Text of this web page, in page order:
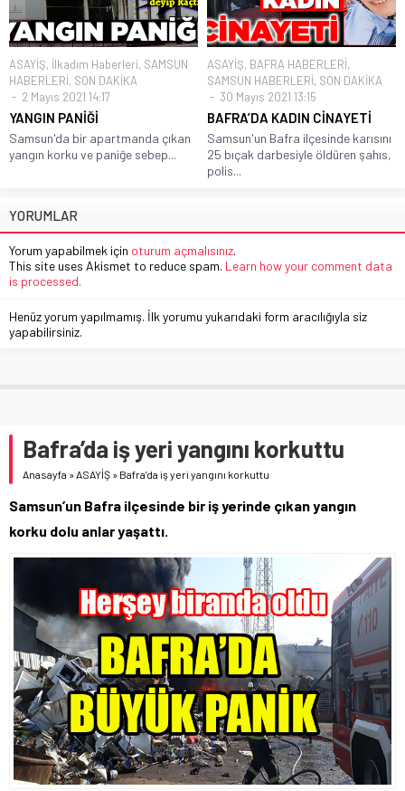
ASAYİŞ, İlkadım Haberleri, SAMSUN
HABERLERİ, SON DAKİKA
2 Mayıs 2021 14:17
YANGIN PANİĞİ
Samsun'da bir apartmanda çıkan
yangın korku ve paniğe sebep...
ASAYİŞ, BAFRA HABERLERİ,
SAMSUN HABERLERİ, SON DAKİKA
30 Mayıs 2021 13:15
BAFRA’DA KADIN CİNAYETİ
Samsun'un Bafra ilçesinde karısını
25 bıçak darbesiyle öldüren şahıs,
polis...
YORUMLAR
Yorum yapabilmek için oturum açmalısınız.
This site uses Akismet to reduce spam. Learn how your comment data
is processed.
Henüz yorum yapılmamış. İlk yorumu yukarıdaki form aracılığıyla siz
yapabilirsiniz.
Bafra’da iş yeri yangını korkuttu
Anasayfa » ASAYİŞ » Bafra’da iş yeri yangını korkuttu
Samsun’un Bafra ilçesinde bir iş yerinde çıkan yangın
korku dolu anlar yaşattı.